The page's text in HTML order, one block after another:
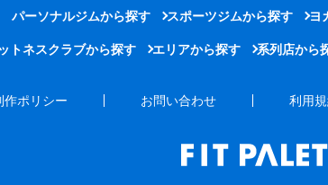
パーソナルジムから探す スポーツジムから探す ヨ
トネスクラブから探す エリアから探す 系列店から
作ポリシー お問い合わせ 利用